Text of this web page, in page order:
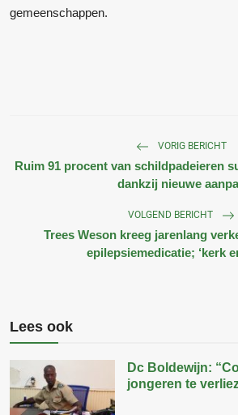
gemeenschappen.
VORIG BERICHT
Ruim 91 procent van schildpadeieren
dankzij nieuwe
VOLGEND BERICHT
Trees Weson kreeg jarenlang
epilepsiemedicatie; ‘kerk
Lees ook
Dc Boldewijn:
jongeren te